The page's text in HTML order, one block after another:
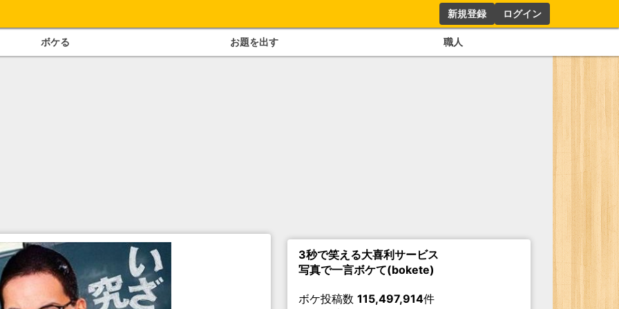
新規登録 ログイン
ボケる お題を出す 職人
3秒で笑える大喜利サービス
写真で一言ボケて(bokete)
ボケ投稿数 115,497,914件